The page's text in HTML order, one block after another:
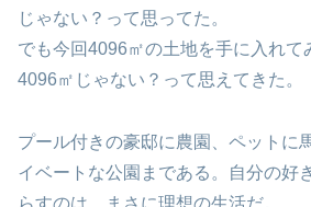
じゃない？って思ってた。
でも今回4096㎡の土地を手に入れて
4096㎡じゃない？って思えてきた。
プール付きの豪邸に農園、ペットに
イベートな公園まである。自分の好